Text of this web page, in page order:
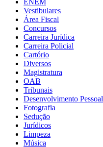
ENEM
Vestibulares
Área Fiscal
Concursos
Carreira Jurídica
Carreira Policial
Cartório
Diversos
Magistratura
OAB
Tribunais
Desenvolvimento Pessoal
Fotografia
Sedução
Jurídicos
Limpeza
Música